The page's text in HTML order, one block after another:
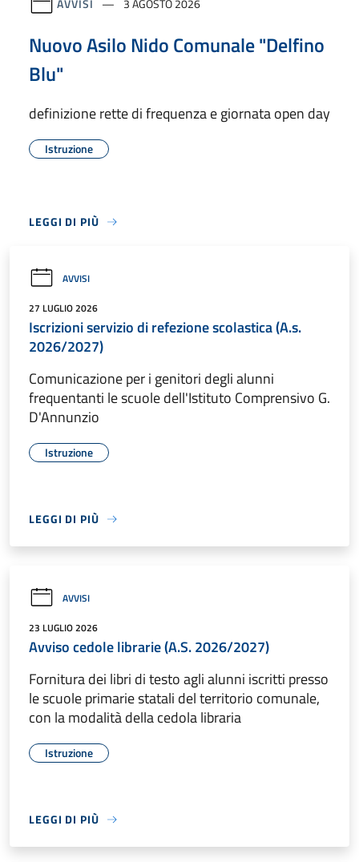
Nuovo Asilo Nido Comunale "Delfino
Blu"
definizione rette di frequenza e giornata open day
Istruzione
LEGGI DI PIÙ
AVVISI
27 LUGLIO 2026
Iscrizioni servizio di refezione scolastica (A.s.
2026/2027)
Comunicazione per i genitori degli alunni
frequentanti le scuole dell'Istituto Comprensivo G.
D'Annunzio
Istruzione
LEGGI DI PIÙ
AVVISI
23 LUGLIO 2026
Avviso cedole librarie (A.S. 2026/2027)
Fornitura dei libri di testo agli alunni iscritti presso
le scuole primarie statali del territorio comunale,
con la modalità della cedola libraria
Istruzione
LEGGI DI PIÙ